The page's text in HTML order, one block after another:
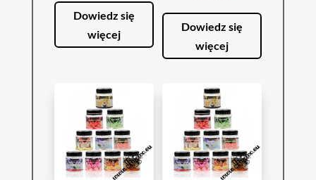
Dowiedz się
więcej
Dowiedz się
więcej